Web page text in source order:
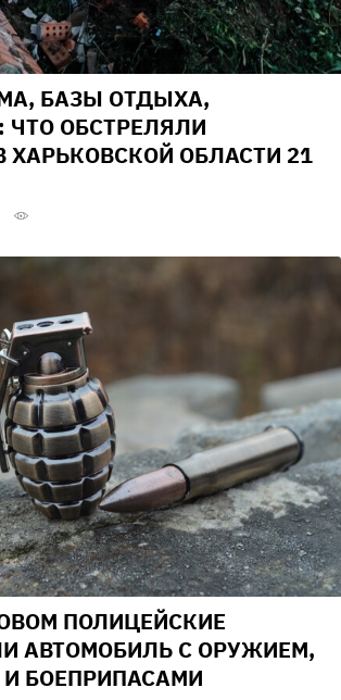
БАЗЫ ОТДЫХА,
ЧТО ОБСТРЕЛЯЛИ
ХАРЬКОВСКОЙ ОБЛАСТИ 21
ПОЛИЦЕЙСКИЕ
АВТОМОБИЛЬ С ОРУЖИЕМ,
И БОЕПРИПАСАМИ